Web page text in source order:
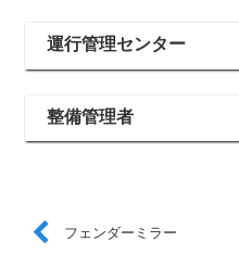
運行管理センター
整備管理者
フェンダーミラー